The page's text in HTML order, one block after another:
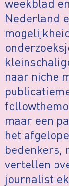
Nederland
naar niche
maar een
het
bedenkers,
vertellen